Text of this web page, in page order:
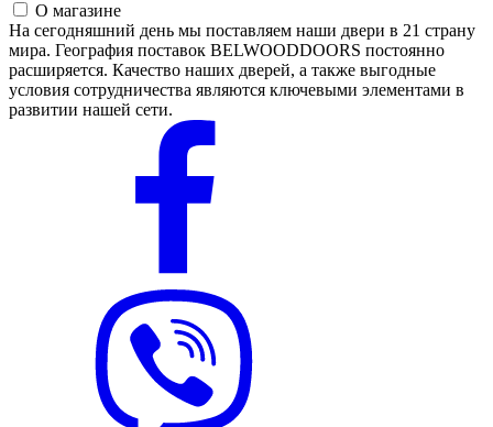
О магазине
На сегодняшний день мы поставляем наши двери в 21 страну
мира. География поставок BELWOODDOORS постоянно
расширяется. Качество наших дверей, а также выгодные
условия сотрудничества являются ключевыми элементами в
развитии нашей сети.